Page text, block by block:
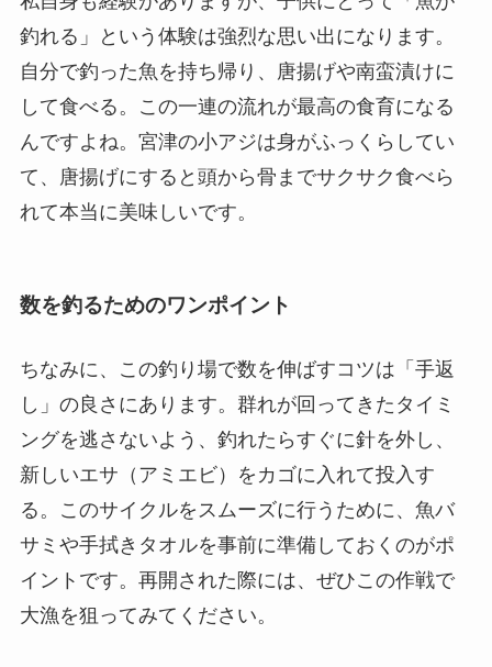
釣れる」という体験は強烈な思い出になります。
自分で釣った魚を持ち帰り、唐揚げや南蛮漬けに
して食べる。この一連の流れが最高の食育になる
んですよね。宮津の小アジは身がふっくらしてい
て、唐揚げにすると頭から骨までサクサク食べら
れて本当に美味しいです。
数を釣るためのワンポイント
ちなみに、この釣り場で数を伸ばすコツは「手返
し」の良さにあります。群れが回ってきたタイミ
ングを逃さないよう、釣れたらすぐに針を外し、
新しいエサ（アミエビ）をカゴに入れて投入す
る。このサイクルをスムーズに行うために、魚バ
サミや手拭きタオルを事前に準備しておくのがポ
イントです。再開された際には、ぜひこの作戦で
大漁を狙ってみてください。